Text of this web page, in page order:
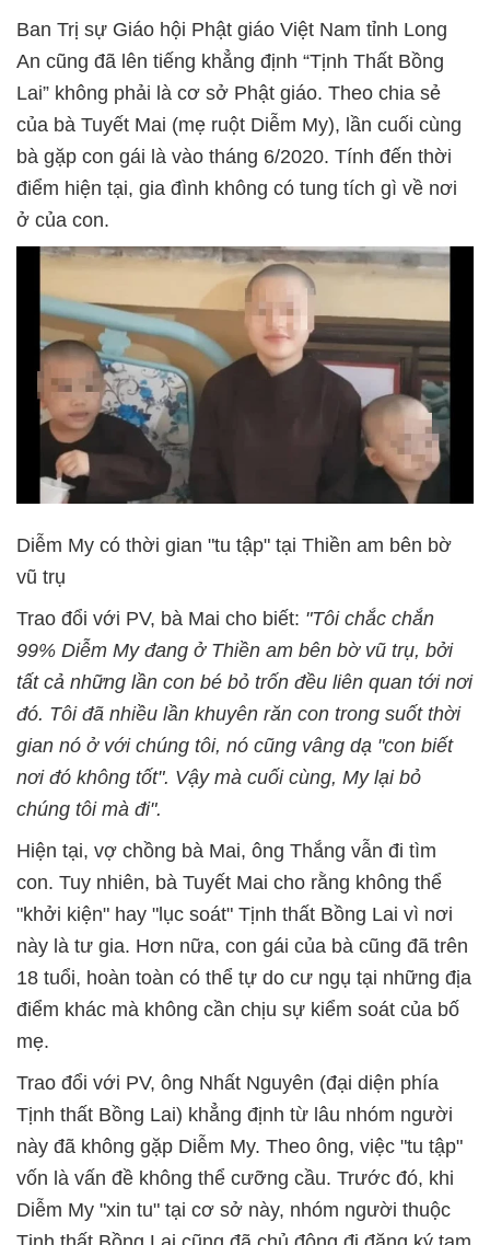
Ban Trị sự Giáo hội Phật giáo Việt Nam tỉnh Long
An cũng đã lên tiếng khẳng định “Tịnh Thất Bồng
Lai” không phải là cơ sở Phật giáo. Theo chia sẻ
của bà Tuyết Mai (mẹ ruột Diễm My), lần cuối cùng
bà gặp con gái là vào tháng 6/2020. Tính đến thời
điểm hiện tại, gia đình không có tung tích gì về nơi
ở của con.
Diễm My có thời gian "tu tập" tại Thiền am bên bờ
vũ trụ
Trao đổi với PV, bà Mai cho biết: "Tôi chắc chắn
99% Diễm My đang ở Thiền am bên bờ vũ trụ, bởi
tất cả những lần con bé bỏ trốn đều liên quan tới nơi
đó. Tôi đã nhiều lần khuyên răn con trong suốt thời
gian nó ở với chúng tôi, nó cũng vâng dạ "con biết
nơi đó không tốt". Vậy mà cuối cùng, My lại bỏ
chúng tôi mà đi".
Hiện tại, vợ chồng bà Mai, ông Thắng vẫn đi tìm
con. Tuy nhiên, bà Tuyết Mai cho rằng không thể
"khởi kiện" hay "lục soát" Tịnh thất Bồng Lai vì nơi
này là tư gia. Hơn nữa, con gái của bà cũng đã trên
18 tuổi, hoàn toàn có thể tự do cư ngụ tại những địa
điểm khác mà không cần chịu sự kiểm soát của bố
mẹ.
Trao đổi với PV, ông Nhất Nguyên (đại diện phía
Tịnh thất Bồng Lai) khẳng định từ lâu nhóm người
này đã không gặp Diễm My. Theo ông, việc "tu tập"
vốn là vấn đề không thể cưỡng cầu. Trước đó, khi
Diễm My "xin tu" tại cơ sở này, nhóm người thuộc